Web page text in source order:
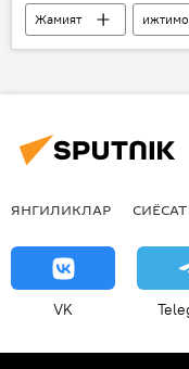
Жамият
Ижтимоий ҳимоя миллий
ЯНГИЛИКЛАР СИЁСАТ
VK